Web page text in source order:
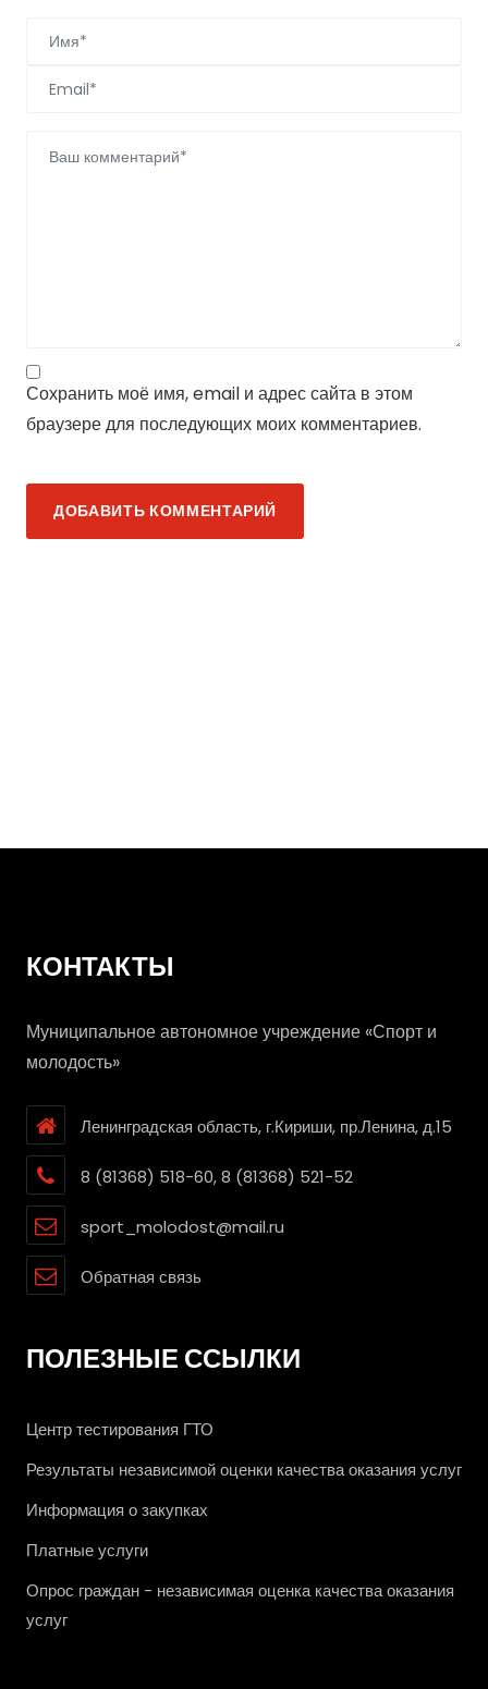
Сохранить моё имя, email и адрес сайта в этом
браузере для последующих моих комментариев.
ДОБАВИТЬ КОММЕНТАРИЙ
КОНТАКТЫ
Муниципальное автономное учреждение «Спорт и
молодость»
Ленинградская область, г.Кириши, пр.Ленина, д.15
8 (81368) 518-60, 8 (81368) 521-52
sport_molodost@mail.ru
Обратная связь
ПОЛЕЗНЫЕ ССЫЛКИ
Центр тестирования ГТО
Результаты независимой оценки качества оказания услуг
Информация о закупках
Платные услуги
Опрос граждан - независимая оценка качества оказания
услуг